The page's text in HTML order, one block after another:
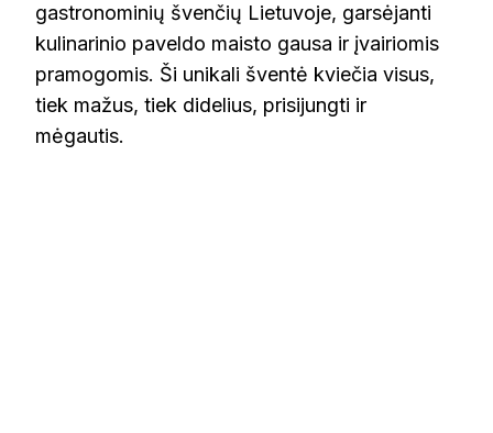
gastronominių švenčių Lietuvoje, garsėjanti
kulinarinio paveldo maisto gausa ir įvairiomis
pramogomis. Ši unikali šventė kviečia visus,
tiek mažus, tiek didelius, prisijungti ir
mėgautis.